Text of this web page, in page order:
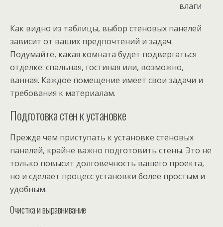
влаги
Как видно из таблицы, выбор стеновых панелей
зависит от ваших предпочтений и задач.
Подумайте, какая комната будет подвергаться
отделке: спальная, гостиная или, возможно,
ванная. Каждое помещение имеет свои задачи и
требования к материалам.
Подготовка стен к установке
Прежде чем приступать к установке стеновых
панелей, крайне важно подготовить стены. Это не
только повысит долговечность вашего проекта,
но и сделает процесс установки более простым и
удобным.
Очистка и выравнивание